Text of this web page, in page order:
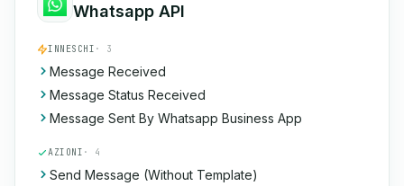
Whatsapp API
INNESCHI · 3
Message Received
Message Status Received
Message Sent By Whatsapp Business App
AZIONI · 4
Send Message (Without Template)